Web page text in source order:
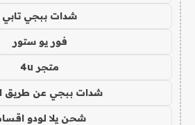
شدات ببجي تابي
فور يو ستور
متجر 4u
شدات ببجي عن طريق
شحن يلا لودو